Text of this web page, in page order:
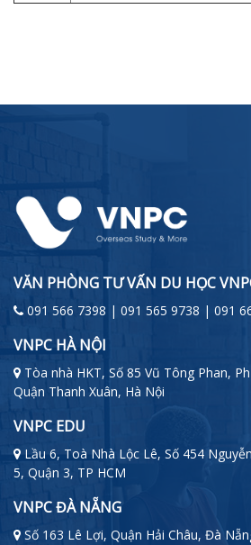
VĂN PHÒNG TƯ VẤN DU HỌC
091 566 7398 | 091 565 9738 | 091
VNPC HÀ NỘI
Tòa nhà HKT, Số 85 Vũ Tông Phan,
Quận Thanh Xuân, Hà Nội
VNPC EDU
Lầu 6, Toà Nhà Lộc Lê, Số 454
5, Quận 3, TP HCM
VNPC ĐÀ NẴNG
Số 163 Lê Lợi, Quận Hải Châu, Đà